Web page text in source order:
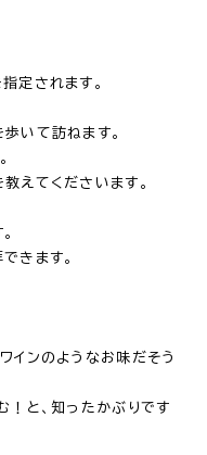
定されます。
いて訪ねます。
えてくださいます。
きます。
インのようなお味だそう
！と、知ったかぶりです